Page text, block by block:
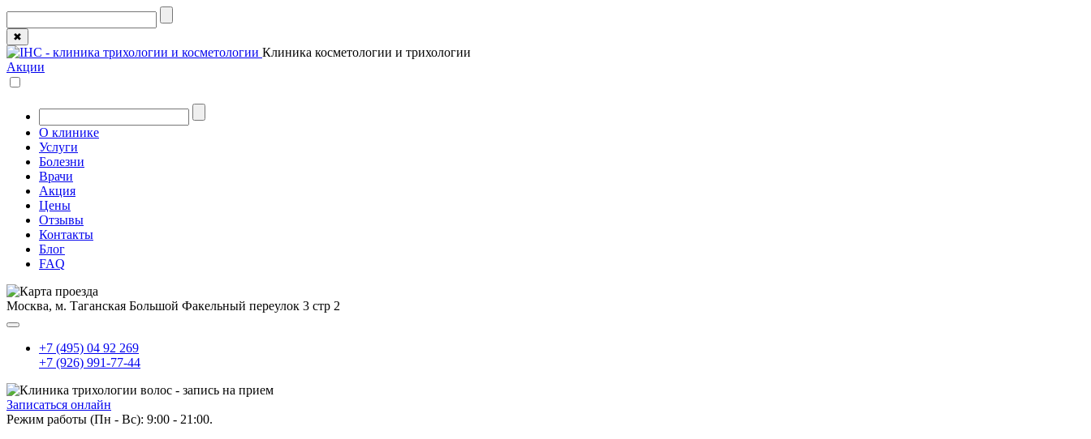
✖
Клиника косметологии и трихологии
Акции
О клинике
Услуги
Болезни
Врачи
Акция
Цены
Отзывы
Контакты
Блог
FAQ
Москва, м. Таганская Большой Факельный переулок 3 стр 2
+7 (495) 04 92 269
+7 (926) 991-77-44
Записаться онлайн
Режим работы (Пн - Вс): 9:00 - 21:00.